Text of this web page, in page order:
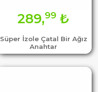
Süper İzole Çatal Bir Ağız
Anahtar
289,99 ₺